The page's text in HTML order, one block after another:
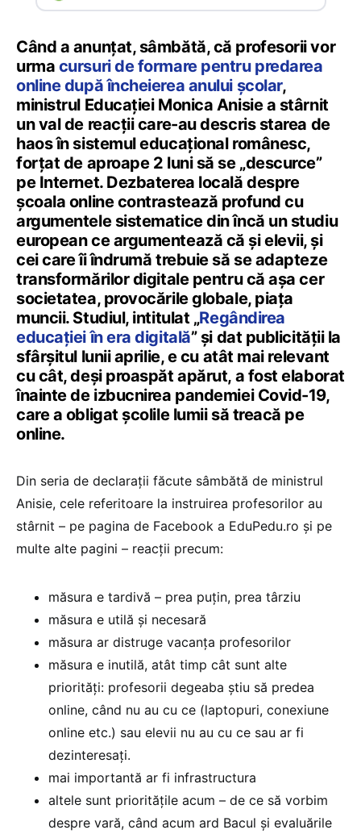
Când a anunțat, sâmbătă, că profesorii vor
urma cursuri de formare pentru predarea
online după încheierea anului școlar,
ministrul Educației Monica Anisie a stârnit
un val de reacții care-au descris starea de
haos în sistemul educațional românesc,
forțat de aproape 2 luni să se „descurce”
pe Internet. Dezbaterea locală despre
școala online contrastează profund cu
argumentele sistematice din încă un studiu
european ce argumentează că și elevii, și
cei care îi îndrumă trebuie să se adapteze
transformărilor digitale pentru că așa cer
societatea, provocările globale, piața
muncii. Studiul, intitulat „Regândirea
educației în era digitală” și dat publicității la
sfârșitul lunii aprilie, e cu atât mai relevant
cu cât, deși proaspăt apărut, a fost elaborat
înainte de izbucnirea pandemiei Covid-19,
care a obligat școlile lumii să treacă pe
online.
Din seria de declarații făcute sâmbătă de ministrul
Anisie, cele referitoare la instruirea profesorilor au
stârnit – pe pagina de Facebook a EduPedu.ro și pe
multe alte pagini – reacții precum:
măsura e tardivă – prea puțin, prea târziu
măsura e utilă și necesară
măsura ar distruge vacanța profesorilor
măsura e inutilă, atât timp cât sunt alte
priorități: profesorii degeaba știu să predea
online, când nu au cu ce (laptopuri, conexiune
online etc.) sau elevii nu au cu ce sau ar fi
dezinteresați.
mai importantă ar fi infrastructura
altele sunt prioritățile acum – de ce să vorbim
despre vară, când acum ard Bacul și evaluările